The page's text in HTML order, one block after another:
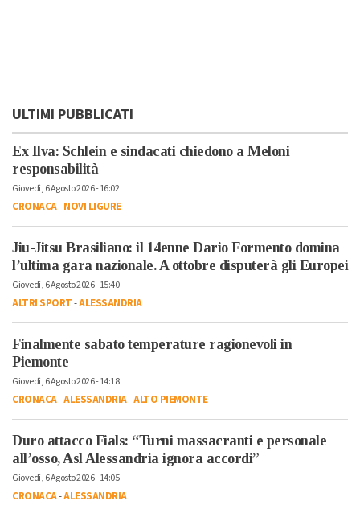
ULTIMI PUBBLICATI
Ex Ilva: Schlein e sindacati chiedono a Meloni
responsabilità
Giovedì, 6 Agosto 2026 - 16:02
CRONACA-NOVI LIGURE
Jiu-Jitsu Brasiliano: il 14enne Dario Formento domina
l’ultima gara nazionale. A ottobre disputerà gli Europei
Giovedì, 6 Agosto 2026 - 15:40
ALTRI SPORT-ALESSANDRIA
Finalmente sabato temperature ragionevoli in
Piemonte
Giovedì, 6 Agosto 2026 - 14:18
CRONACA-ALESSANDRIA-ALTO PIEMONTE
Duro attacco Fials: “Turni massacranti e personale
all’osso, Asl Alessandria ignora accordi”
Giovedì, 6 Agosto 2026 - 14:05
CRONACA-ALESSANDRIA